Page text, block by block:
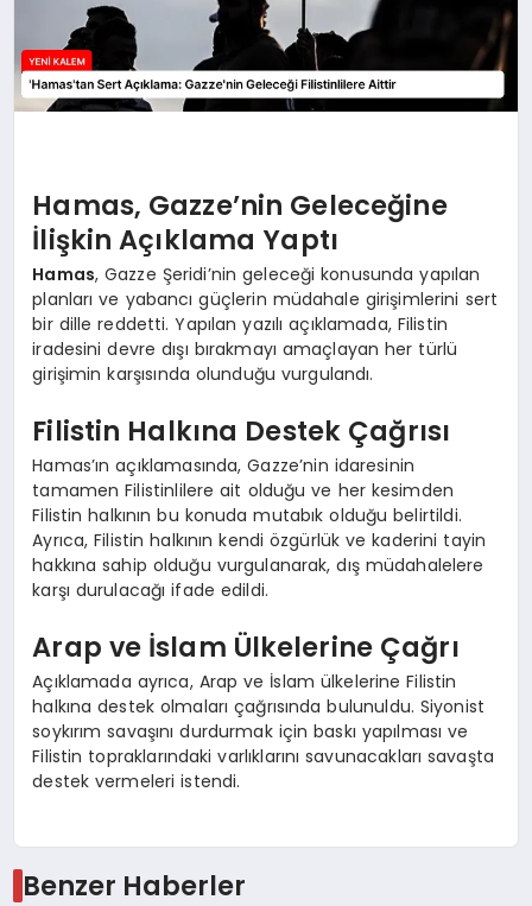
Hamas, Gazze’nin Geleceğine
İlişkin Açıklama Yaptı
Hamas, Gazze Şeridi’nin geleceği konusunda yapılan
planları ve yabancı güçlerin müdahale girişimlerini sert
bir dille reddetti. Yapılan yazılı açıklamada, Filistin
iradesini devre dışı bırakmayı amaçlayan her türlü
girişimin karşısında olunduğu vurgulandı.
Filistin Halkına Destek Çağrısı
Hamas’ın açıklamasında, Gazze’nin idaresinin
tamamen Filistinlilere ait olduğu ve her kesimden
Filistin halkının bu konuda mutabık olduğu belirtildi.
Ayrıca, Filistin halkının kendi özgürlük ve kaderini tayin
hakkına sahip olduğu vurgulanarak, dış müdahalelere
karşı durulacağı ifade edildi.
Arap ve İslam Ülkelerine Çağrı
Açıklamada ayrıca, Arap ve İslam ülkelerine Filistin
halkına destek olmaları çağrısında bulunuldu. Siyonist
soykırım savaşını durdurmak için baskı yapılması ve
Filistin topraklarındaki varlıklarını savunacakları savaşta
destek vermeleri istendi.
Benzer Haberler